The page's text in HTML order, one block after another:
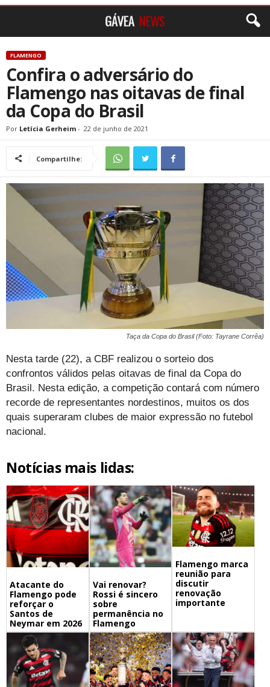
FLAMENGO
Confira o adversário do
Flamengo nas oitavas de final
da Copa do Brasil
Por Letícia Gerheim - 22 de junho de 2021
Compartilhe:
Taça da Copa do Brasil (Foto: Tayrane Corrêa)
Nesta tarde (22), a CBF realizou o sorteio dos
confrontos válidos pelas oitavas de final da Copa do
Brasil. Nesta edição, a competição contará com número
recorde de representantes nordestinos, muitos os dos
quais superaram clubes de maior expressão no futebol
nacional.
Notícias mais lidas:
Atacante do
Flamengo pode
reforçar o
Santos de
Neymar em 2026
Vai renovar?
Rossi é sincero
sobre
permanência no
Flamengo
Flamengo marca
reunião para
discutir
renovação
importante